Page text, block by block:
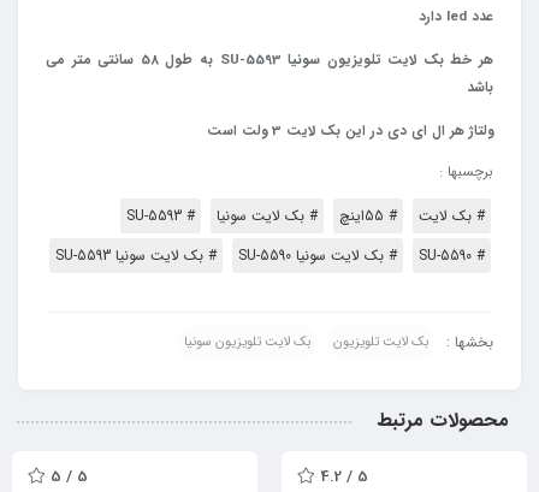
عدد led دارد
هر خط بک لایت تلویزیون سونیا SU-5593 به طول 58 سانتی متر می
باشد
ولتاژ هر ال ای دی در این بک لایت ولت است
برچسبها :
# بک لایت # 55اینچ # بک لایت سونیا
# SU-5593
# SU-5590
# بک لایت سونیا SU-5590 # بک لایت سونیا SU-5593
بخشها : بک لایت تلویزیون بک لایت تلویزیون سونیا
محصولات مرتبط
5 / 4.2
5 / 5